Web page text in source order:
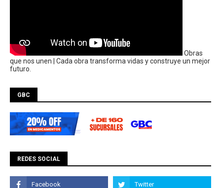
Obras
que nos unen | Cada obra transforma vidas y construye un mejor
futuro.
GBC
REDES SOCIAL